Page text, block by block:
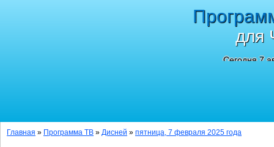
для
Сегодня 7
Главная » Программа ТВ » Дисней » пятница, 7 февраля 2025 года